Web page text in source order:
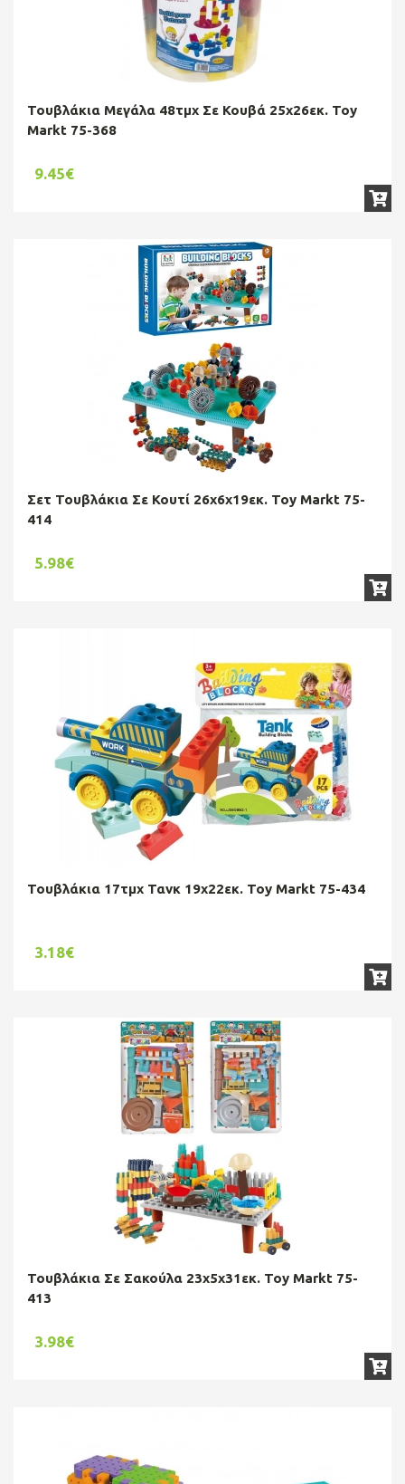
Τουβλάκια Μεγάλα 48τμχ Σε Κουβά 25x26εκ. Toy
Markt 75-368
9.45€
Σετ Τουβλάκια Σε Κουτί 26x6x19εκ. Toy Markt 75-
414
5.98€
Τουβλάκια 17τμχ Τανκ 19x22εκ. Toy Markt 75-434
3.18€
Τουβλάκια Σε Σακούλα 23x5x31εκ. Toy Markt 75-
413
3.98€